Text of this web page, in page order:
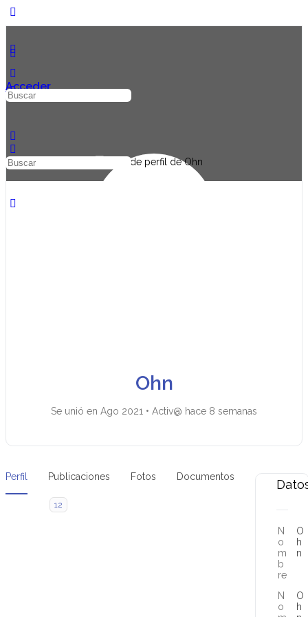
Acceder
Ohn
Se unió en Ago 2021 • Activ@ hace 8 semanas
Perfil Publicaciones
12
Fotos Documentos
N
o
m
b
re
O
h
n
N
o
O
h